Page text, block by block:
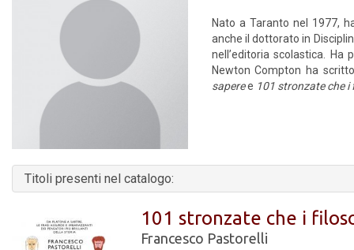
Nato a Taranto nel 1977,
anche il dottorato in
nell’editoria scolastica.
Newton Compton ha
saperee 101 stronzate che
Titoli presenti nel catalogo:
101 stronzate che i
Francesco Pastorelli